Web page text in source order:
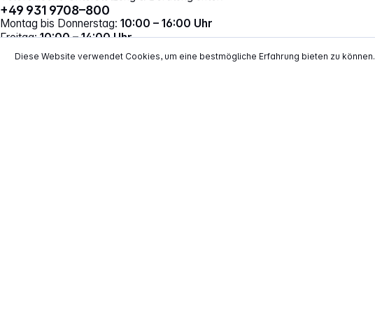
+49 931 9708–800
Montag bis Donnerstag: 10:00 – 16:00 Uhr
Freitag:10:00 – 14:00 Uhr
Vertrag widerrufen
Diese Website verwendet Cookies, um eine bestmögliche Erfahrung bieten zu können.